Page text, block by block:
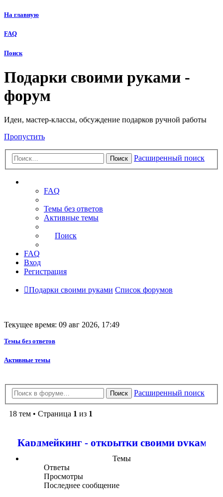
На главную
FAQ
Поиск
Подарки своими руками -
форум
Идеи, мастер-классы, обсуждение подарков ручной работы
Пропустить
Поиск Расширенный поиск
FAQ
Темы без ответов
Активные темы
Поиск
FAQ
Вход
Регистрация
Подарки своими руками Список форумов
Текущее время: 09 авг 2026, 17:49
Темы без ответов
Активные темы
Поиск Расширенный поиск
18 тем • Страница 1 из 1
Кардмейкинг - открытки своими руками
Темы
Ответы
Просмотры
Последнее сообщение